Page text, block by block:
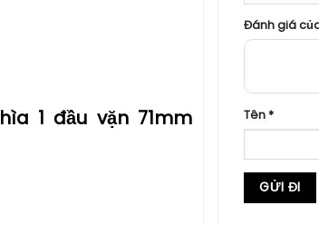
1 đầu vặn 71mm
Đánh giá
Tên*